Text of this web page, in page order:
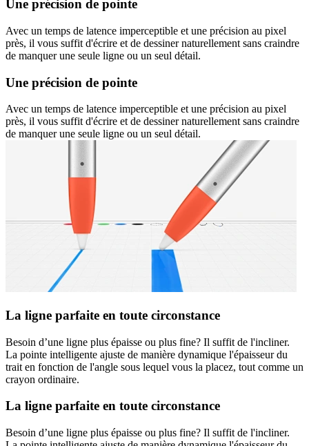
Une précision de pointe
Avec un temps de latence imperceptible et une précision au pixel
près, il vous suffit d'écrire et de dessiner naturellement sans craindre
de manquer une seule ligne ou un seul détail.
Une précision de pointe
Avec un temps de latence imperceptible et une précision au pixel
près, il vous suffit d'écrire et de dessiner naturellement sans craindre
de manquer une seule ligne ou un seul détail.
La ligne parfaite en toute circonstance
Besoin d’une ligne plus épaisse ou plus fine? Il suffit de l'incliner.
La pointe intelligente ajuste de manière dynamique l'épaisseur du
trait en fonction de l'angle sous lequel vous la placez, tout comme un
crayon ordinaire.
La ligne parfaite en toute circonstance
Besoin d’une ligne plus épaisse ou plus fine? Il suffit de l'incliner.